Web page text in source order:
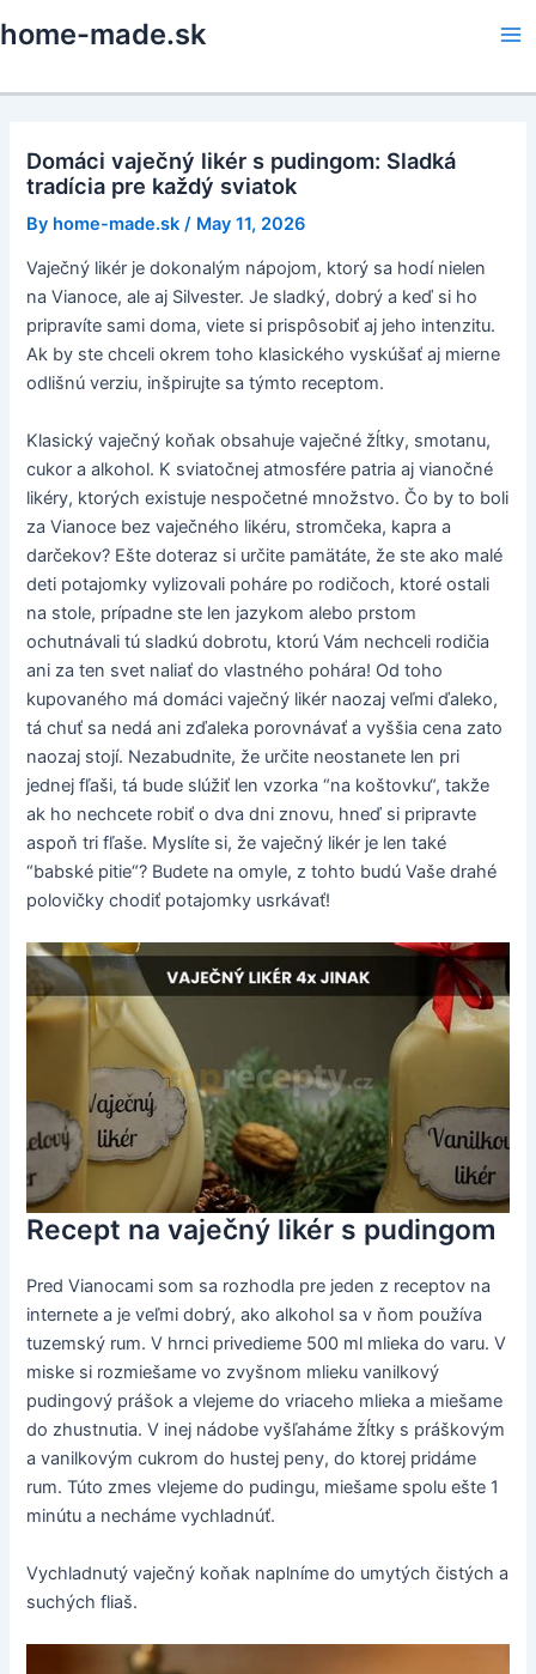
to
home-made.sk
Domáci vaječný likér s pudingom: Sladká
tradícia pre každý sviatok
By home-made.sk / May 11, 2026
Vaječný likér je dokonalým nápojom, ktorý sa hodí nielen
na Vianoce, ale aj Silvester. Je sladký, dobrý a keď si ho
pripravíte sami doma, viete si prispôsobiť aj jeho intenzitu.
Ak by ste chceli okrem toho klasického vyskúšať aj mierne
odlišnú verziu, inšpirujte sa týmto receptom.
Klasický vaječný koňak obsahuje vaječné žĺtky, smotanu,
cukor a alkohol. K sviatočnej atmosfére patria aj vianočné
likéry, ktorých existuje nespočetné množstvo. Čo by to boli
za Vianoce bez vaječného likéru, stromčeka, kapra a
darčekov? Ešte doteraz si určite pamätáte, že ste ako malé
deti potajomky vylizovali poháre po rodičoch, ktoré ostali
na stole, prípadne ste len jazykom alebo prstom
ochutnávali tú sladkú dobrotu, ktorú Vám nechceli rodičia
ani za ten svet naliať do vlastného pohára! Od toho
kupovaného má domáci vaječný likér naozaj veľmi ďaleko,
tá chuť sa nedá ani zďaleka porovnávať a vyššia cena zato
naozaj stojí. Nezabudnite, že určite neostanete len pri
jednej fľaši, tá bude slúžiť len vzorka “na koštovku“, takže
ak ho nechcete robiť o dva dni znovu, hneď si pripravte
aspoň tri fľaše. Myslíte si, že vaječný likér je len také
“babské pitie“? Budete na omyle, z tohto budú Vaše drahé
polovičky chodiť potajomky usrkávať!
Recept na vaječný likér s pudingom
Pred Vianocami som sa rozhodla pre jeden z receptov na
internete a je veľmi dobrý, ako alkohol sa v ňom používa
tuzemský rum. V hrnci privedieme 500 ml mlieka do varu. V
miske si rozmiešame vo zvyšnom mlieku vanilkový
pudingový prášok a vlejeme do vriaceho mlieka a miešame
do zhustnutia. V inej nádobe vyšľaháme žĺtky s práškovým
a vanilkovým cukrom do hustej peny, do ktorej pridáme
rum. Túto zmes vlejeme do pudingu, miešame spolu ešte 1
minútu a necháme vychladnúť.
Vychladnutý vaječný koňak naplníme do umytých čistých a
suchých fliaš.